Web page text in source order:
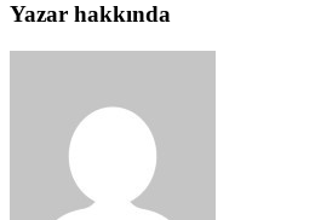
Yazar hakkında